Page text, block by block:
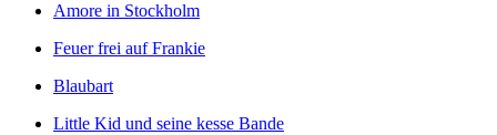
Amore in Stockholm
Feuer frei auf Frankie
Blaubart
Little Kid und seine kesse Bande